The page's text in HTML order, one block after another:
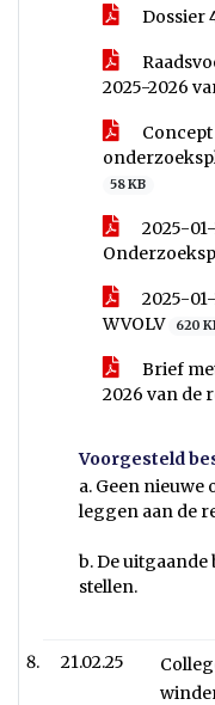
Dossier
2025-2026
58 KB
2025-
2025-
WVOLV
620
Brief
2026 van de
Voorgesteld
a. Geen
leggen aan de
b. De
stellen.
21.02.25